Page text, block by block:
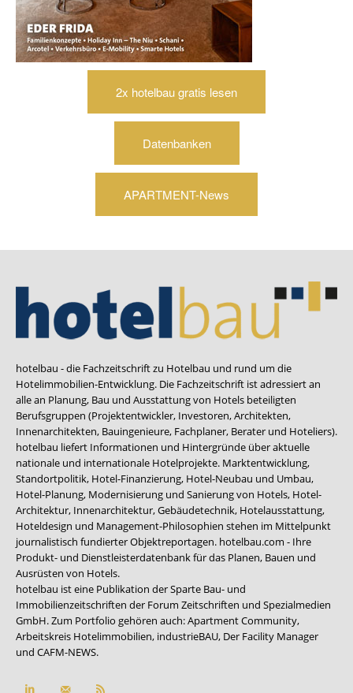
2x hotelbau gratis lesen
Datenbanken
APARTMENT-News
hotelbau - die Fachzeitschrift zu Hotelbau und rund um die
Hotelimmobilien-Entwicklung. Die Fachzeitschrift ist adressiert an
alle an Planung, Bau und Ausstattung von Hotels beteiligten
Berufsgruppen (Projektentwickler, Investoren, Architekten,
Innenarchitekten, Bauingenieure, Fachplaner, Berater und Hoteliers).
hotelbau liefert Informationen und Hintergründe über aktuelle
nationale und internationale Hotelprojekte. Marktentwicklung,
Standortpolitik, Hotel-Finanzierung, Hotel-Neubau und Umbau,
Hotel-Planung, Modernisierung und Sanierung von Hotels, Hotel-
Architektur, Innenarchitektur, Gebäudetechnik, Hotelausstattung,
Hoteldesign und Management-Philosophien stehen im Mittelpunkt
journalistisch fundierter Objektreportagen. hotelbau.com - Ihre
Produkt- und Dienstleisterdatenbank für das Planen, Bauen und
Ausrüsten von Hotels.
hotelbau ist eine Publikation der Sparte Bau- und
Immobilienzeitschriften der Forum Zeitschriften und Spezialmedien
GmbH. Zum Portfolio gehören auch:Apartment Community,
Arbeitskreis Hotelimmobilien, industrieBAU, Der Facility Manager
und CAFM-NEWS.